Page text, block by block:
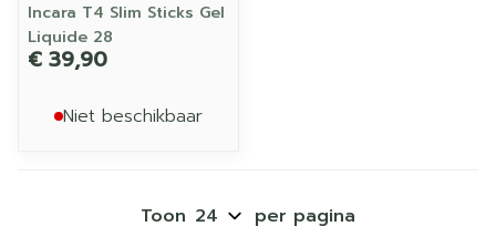
Incara T4 Slim Sticks Gel
Liquide 28
€ 39,90
Niet beschikbaar
Toon per pagina